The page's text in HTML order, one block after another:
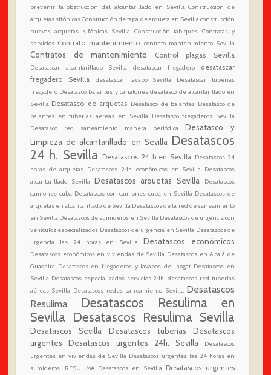
prevenir la obstrucción del alcantarillado en Sevilla Construcción de
arquetas sifónicasConstrucción de tapa de arqueta en Sevillaconstrucción
nuevas arquetas sifónicas Sevilla Construcción tabiques Contratas y
servicios Contrato mantenimiento contrato mantenimiento Sevilla
Contratos de mantenimiento Control plagas Sevilla
Desatascar alcantarillado Sevilla desatascar fregadero
desatascar
fregadero Sevilla
desatascar lavabo Sevilla
Desatascar tuberías
fregadero Desatasco bajantes y canalones desatasco de alcantarillado en
Sevilla Desatasco de arquetas Desatasco de bajantes Desatasco de
bajantes en tuberías aéreas en Sevilla Desatasco fregaderos Sevilla
Desatasco red saneamiento manera periódica
Desatasco y
Limpieza de alcantarillado en Sevilla Desatascos
24 h. Sevilla
Desatascos 24 h.en Sevilla Desatascos 24
horas de arquetas Desatascos 24h económicos en Sevilla Desatascos
alcantarillado Sevilla Desatascos arquetas Sevilla
Desatascos
camiones cuba Desatascos con camiones cuba en Sevilla Desatascos de
arquetas en alcantarillado de Sevilla Desatascos de la red de saneamiento
en Sevilla Desatascos de sumideros en Sevilla Desatascos de urgencia con
vehículos especializados Desatascos de urgencia en Sevilla Desatascos de
urgencia las 24 horas en Sevilla
Desatascos económicos
Desatascos económicos en viviendas de Sevilla Desatascos en Alcalá de
Guadaira Desatascos en fregaderos y lavabos del hogar Desatascos en
Sevilla Desatascos especializados servicios 24h. desatascos red tuberías
aéreas Sevilla Desatascos redes saneamiento Sevilla Desatascos
Resulima
Desatascos Resulima en
Sevilla Desatascos Resulima Sevilla
Desatascos Sevilla Desatascos tuberías
Desatascos
urgentes
Desatascos urgentes 24h. Sevilla
Desatascos
urgentes en viviendas de Sevilla Desatascos urgentes las 24 horas en
sumideros. RESULIMA Desatascos en Sevilla Desatascos urgentes